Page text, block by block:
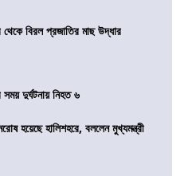
থেকে বিরল প্রজাতির মাছ উদ্ধার
সময় দুর্ঘটনায় নিহত ৬
হয়েছে হালিশহরে, বললেন মুখ্যমন্ত্রী